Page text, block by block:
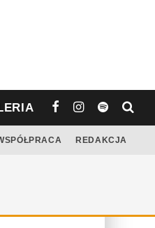
REDAKCJA